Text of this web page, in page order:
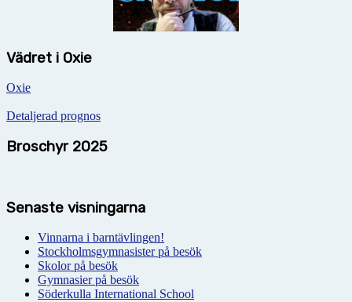
Vädret i Oxie
Oxie
Detaljerad prognos
Broschyr 2025
Senaste visningarna
Vinnarna i barntävlingen!
Stockholmsgymnasister på besök
Skolor på besök
Gymnasier på besök
Söderkulla International School